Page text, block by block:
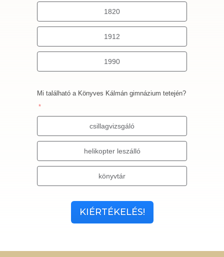
1820
1912
1990
Mi található a Könyves Kálmán gimnázium tetején?
csillagvizsgáló
helikopter leszálló
könyvtár
KIÉRTÉKELÉS!